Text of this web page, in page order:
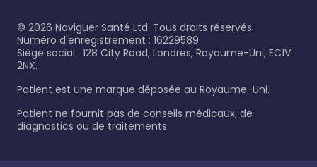
© 2026 Naviguer Santé Ltd. Tous droits réservés.
Numéro d'enregistrement : 16229589
Siège social : 128 City Road, Londres, Royaume-Uni, EC1V
2NX.
Patient est une marque déposée au Royaume-Uni.
Patient ne fournit pas de conseils médicaux, de
diagnostics ou de traitements.